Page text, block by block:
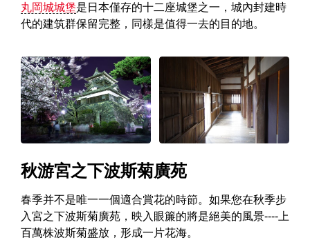
丸岡城城堡是日本僅存的十二座城堡之一，城內封建時
代的建筑群保留完整，同樣是值得一去的目的地。
秋游宮之下波斯菊廣苑
春季并不是唯一一個適合賞花的時節。如果您在秋季步
入宮之下波斯菊廣苑，映入眼簾的將是絕美的風景----上
百萬株波斯菊盛放，形成一片花海。